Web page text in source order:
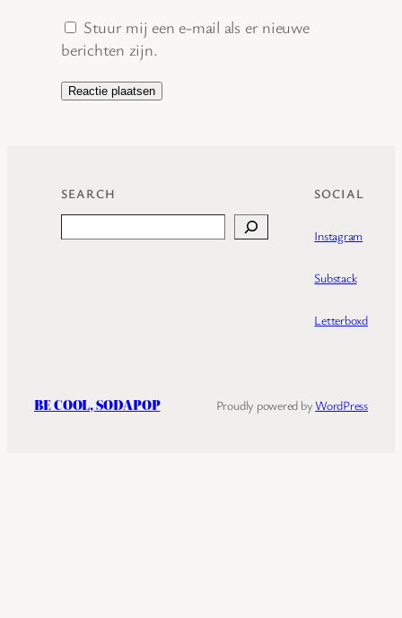
Stuur mij een e-mail als er nieuwe
berichten zijn.
SEARCH SOCIAL
Instagram
Substack
Letterboxd
BE COOL, SODAPOP Proudly powered byWordPress